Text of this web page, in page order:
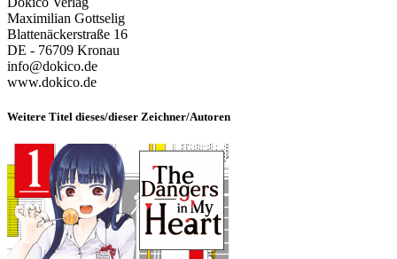
Maximilian Gottselig
Blattenäckerstraße 16
DE - 76709 Kronau
info@dokico.de
www.dokico.de
Weitere Titel dieses/dieser Zeichner/Autoren